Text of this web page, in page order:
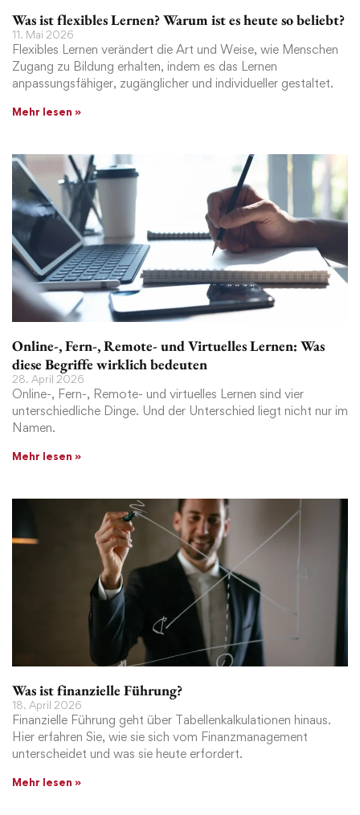
Was ist flexibles Lernen? Warum ist es heute so beliebt?
11. Mai 2026
Flexibles Lernen verändert die Art und Weise, wie Menschen
Zugang zu Bildung erhalten, indem es das Lernen
anpassungsfähiger, zugänglicher und individueller gestaltet.
Mehr lesen »
Online-, Fern-, Remote- und Virtuelles Lernen: Was
diese Begriffe wirklich bedeuten
28. April 2026
Online-, Fern-, Remote- und virtuelles Lernen sind vier
unterschiedliche Dinge. Und der Unterschied liegt nicht nur im
Namen.
Mehr lesen »
Was ist finanzielle Führung?
18. April 2026
Finanzielle Führung geht über Tabellenkalkulationen hinaus.
Hier erfahren Sie, wie sie sich vom Finanzmanagement
unterscheidet und was sie heute erfordert.
Mehr lesen »